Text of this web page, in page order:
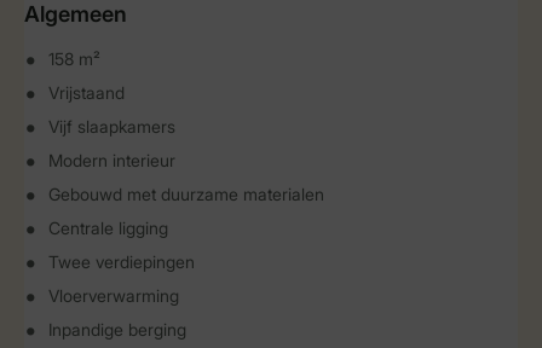
Algemeen
158 m²
Vrijstaand
Vijf slaapkamers
Modern interieur
Gebouwd met duurzame materialen
Centrale ligging
Twee verdiepingen
Vloerverwarming
Inpandige berging